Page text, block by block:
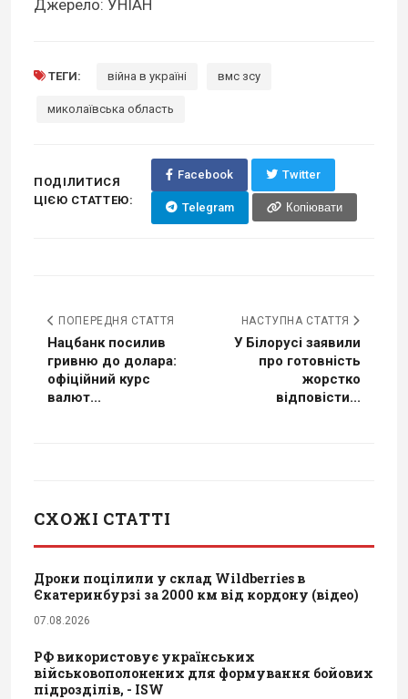
Джерело: УНІАН
ТЕГИ: війна в україні вмс зсу
миколаївська область
ПОДІЛИТИСЯ
ЦІЄЮ СТАТТЕЮ:
Facebook Twitter
Telegram Копіювати
ПОПЕРЕДНЯ СТАТТЯ
Нацбанк посилив
гривню до долара:
офіційний курс
валют...
НАСТУПНА СТАТТЯ
У Білорусі заявили
про готовність
жорстко
відповісти...
СХОЖІ СТАТТІ
Дрони поцілили у склад Wildberries в
Єкатеринбурзі за 2000 км від кордону (відео)
07.08.2026
РФ використовує українських
військовополонених для формування бойових
підрозділів, - ISW